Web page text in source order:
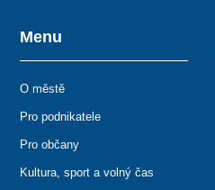
Menu
O městě
Pro podnikatele
Pro občany
Kultura, sport a volný čas